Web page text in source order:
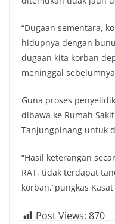
“Dugaan sementara,
hidupnya dengan
dugaan kita korban
meninggal
Guna proses
dibawa ke Rumah
Tanjungpinang untuk
“Hasil keterangan
RAT, tidak terdapat
korban,”pungkas
Post Views: 870